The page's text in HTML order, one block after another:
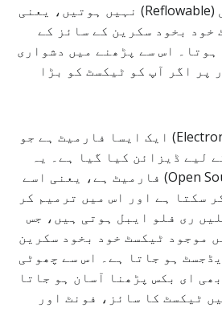
فائلیں ری فلو ایبل (Reflowable) نہیں ہوتیں، یعنی
خود بخود سکرین کے سائز کے
اس سے پڑھنے میں دشواری
پر اگر آپ کو ٹیکسٹ کو بڑا
ای پب (Electronic Publication) ایک ایسا فارمیٹ ہے جو
لیے ڈیزائن کیا گیا ہے۔ یہ
ایک اوپن سورس (Open Source) فارمیٹ ہے، یعنی اسے
سکتا ہے اور اس میں ترمیم کر
ری فلو ایبل ہوتی ہیں، جس
موجود ٹیکسٹ خود بخود سکرین
ہو جاتا ہے۔ اس سے چھوٹی
ای بکس پڑھنا آسان ہو جاتا
ٹیکسٹ کا سائز، فونٹ اور